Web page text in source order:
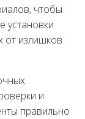
чтобы
установки
от излишков
и
правильно